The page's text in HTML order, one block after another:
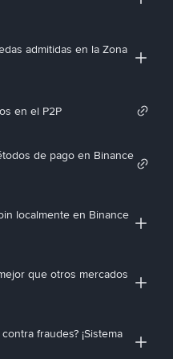
admitidas en la Zona
en el P2P
de pago en Binance
localmente en Binance
que otros mercados
fraudes? ¡Sistema